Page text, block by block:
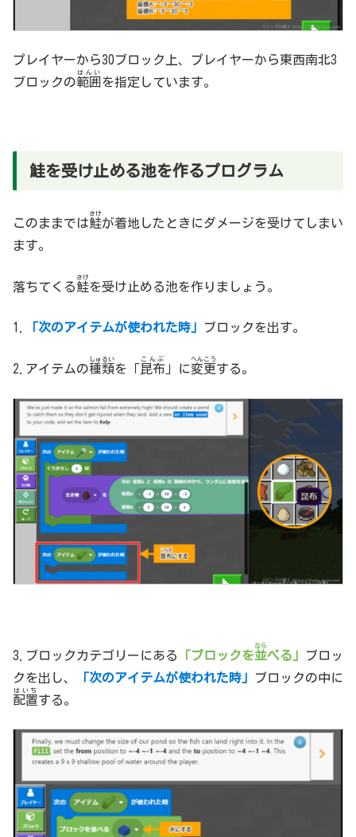
プレイヤーから30ブロック上、プレイヤーから東西南北3
ブロックの範囲
はんい
を指定しています。
鮭を受け止める池を作るプログラム
このままでは鮭
さけ
が着地したときにダメージを受けてしまい
ます。
落ちてくる鮭
さけ
を受け止める池を作りましょう。
1. 「次のアイテムが使われた時」 ブロックを出す。
2.アイテムの種類
しゅるい
を「昆布
こんぶ
」に変更
へんこう
する。
3.ブロックカテゴリーにある 「ブロックを並
なら
べる」
ブロッ
クを出し、
「次のアイテムが使われた時」
ブロックの中に
配置
はいち
する。